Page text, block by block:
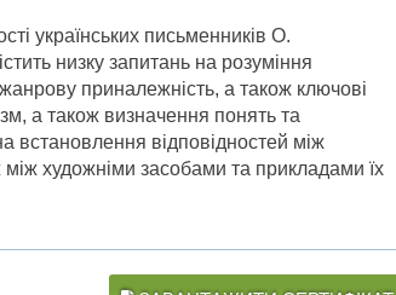
українських письменників О.
низку запитань на розуміння
приналежність, а також ключові
а також визначення понять та
встановлення відповідностей між
художніми засобами та прикладами їх